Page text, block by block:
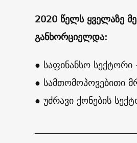
2020 წელს ყველაზე
განხორციელდა:
● საფინანსო
● სამთომოპოვებითი
● უძრავი ქონების